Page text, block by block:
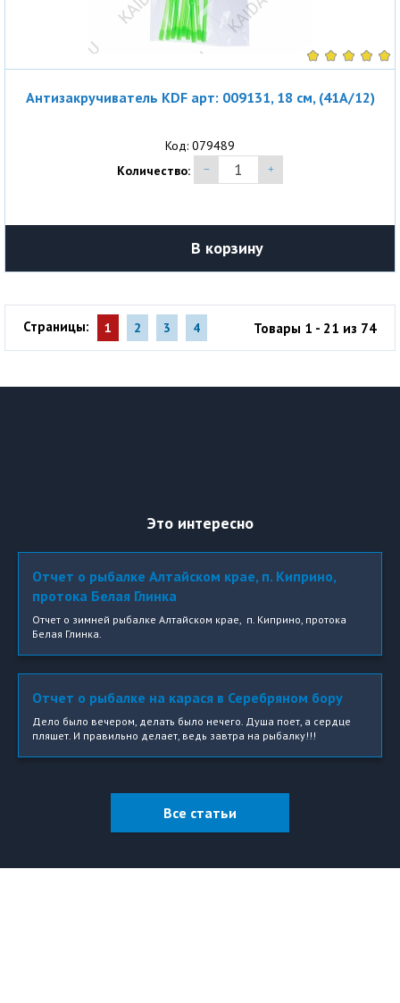
Антизакручиватель KDF арт: 009131, 18 см, (41A/12)
Код: 079489
Количество:
В корзину
Страницы: 1 2 3 4 Товары 1 - 21 из 74
Это интересно
Отчет о рыбалке Алтайском крае, п. Киприно,
протока Белая Глинка
Отчет о зимней рыбалке Алтайском крае, п. Киприно, протока
Белая Глинка.
Отчет о рыбалке на карася в Серебряном бору
Дело было вечером, делать было нечего. Душа поет, а сердце
пляшет. И правильно делает, ведь завтра на рыбалку!!!
Все статьи